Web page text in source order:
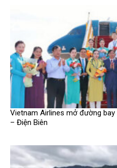
Vietnam Airlines mở đường bay
– Điện Biên